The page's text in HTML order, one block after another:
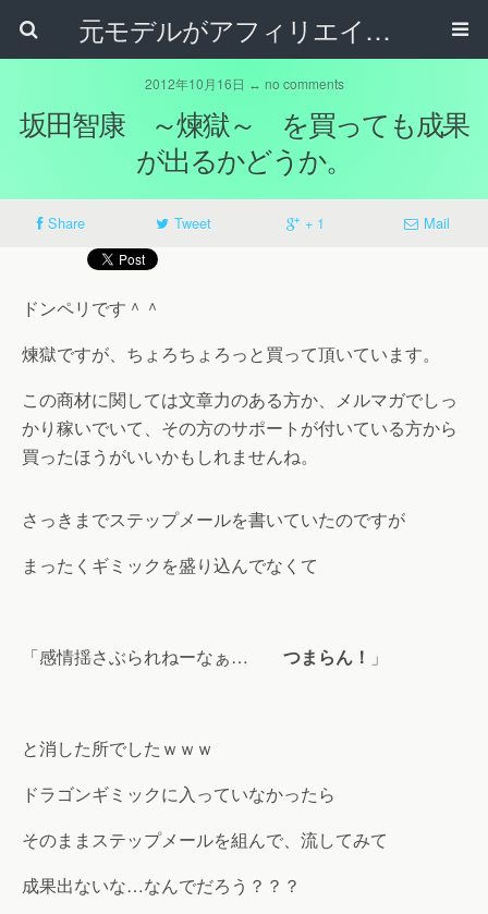
元モデルがアフィリエイトで稼いでいるブログ
2012年10月16日 ↔ no comments
坂田智康 ～煉獄～ を買っても成果
が出るかどうか。
Share Tweet + 1 Mail
ドンペリです＾＾
煉獄ですが、ちょろちょろっと買って頂いています。
この商材に関しては文章力のある方か、メルマガでしっ
かり稼いでいて、その方のサポートが付いている方から
買ったほうがいいかもしれませんね。
さっきまでステップメールを書いていたのですが
まったくギミックを盛り込んでなくて
「感情揺さぶられねーなぁ… つまらん！ 」
と消した所でしたｗｗｗ
ドラゴンギミックに入っていなかったら
そのままステップメールを組んで、流してみて
成果出ないな…なんでだろう？？？